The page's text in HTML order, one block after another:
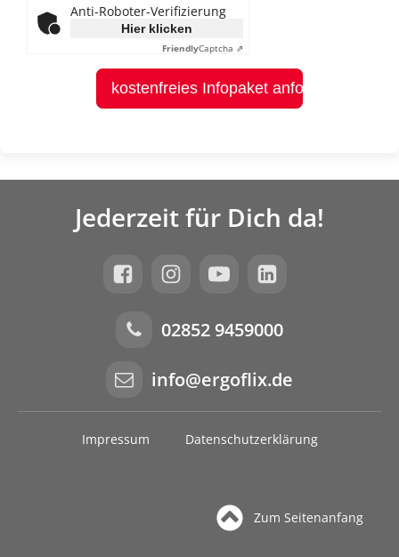
Anti-Roboter-Verifizierung
Hier klicken
FriendlyCaptcha ⇗
kostenfreies Infopaket anfordern
Jederzeit für Dich da!
02852 9459000
info@ergoflix.de
Impressum Datenschutzerklärung
Zum Seitenanfang